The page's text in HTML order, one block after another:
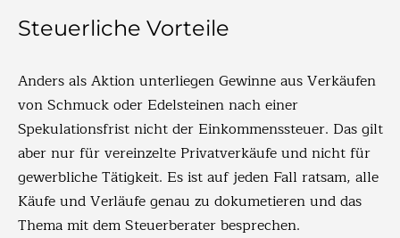
Steuerliche Vorteile
Anders als Aktion unterliegen Gewinne aus Verkäufen
von Schmuck oder Edelsteinen nach einer
Spekulationsfrist nicht der Einkommenssteuer. Das gilt
aber nur für vereinzelte Privatverkäufe und nicht für
gewerbliche Tätigkeit. Es ist auf jeden Fall ratsam, alle
Käufe und Verläufe genau zu dokumetieren und das
Thema mit dem Steuerberater besprechen.